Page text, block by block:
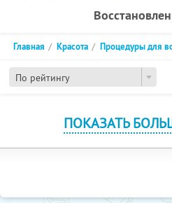
По рейтингу
Главная Красота Процедуры для
ПОКАЗАТЬ